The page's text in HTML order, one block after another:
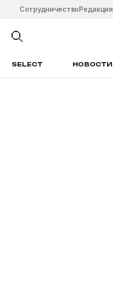
СотрудничествоРедакция
SELECT НОВОСТИ